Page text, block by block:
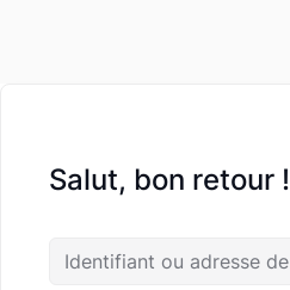
Salut, bon retour !